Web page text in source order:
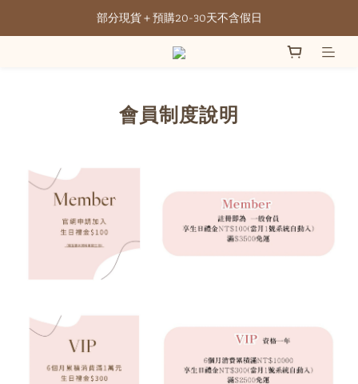
全館滿NT3500元免運
部分現貨＋預購20-30天不含假日
全館滿NT3500元免運
會員制度說明